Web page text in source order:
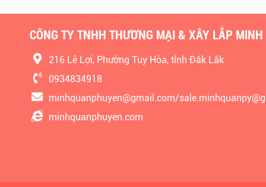
CÔNG TY TNHH THƯƠNG MẠI & XÂY LẮP
216 Lê Lợi, Phường Tuy Hòa, tỉnh Đắk Lắk
0934834918
minhquanphuyen@gmail.com/
minhquanphuyen.com